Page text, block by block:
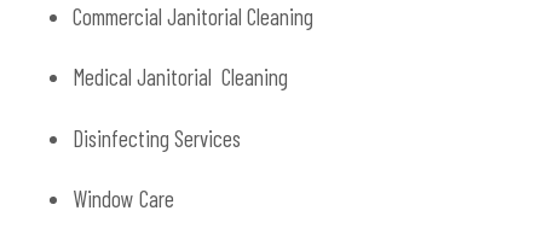
Commercial Janitorial Cleaning
Medical Janitorial Cleaning
Disinfecting Services
Window Care